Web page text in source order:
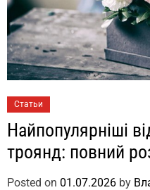
Статьи
Найпопулярніші
троянд: повний
Posted on 01.07.2026 by